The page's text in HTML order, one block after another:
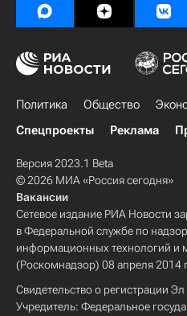
Политика Общество
Спецпроекты
Реклама
Версия 2023.1 Beta
© 2026 МИА «Россия сегодня»
Вакансии
Сетевое издание РИА Новости
в Федеральной службе по
информационных технологий и
(Роскомнадзор) 08 апреля 2014
Свидетельство о регистрации
Учредитель: Федеральное